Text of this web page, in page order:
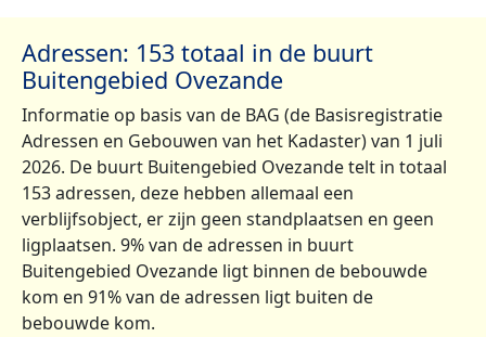
Adressen: 153 totaal in de buurt
Buitengebied Ovezande
Informatie op basis van de BAG (de Basisregistratie
Adressen en Gebouwen van het Kadaster) van 1 juli
2026. De buurt Buitengebied Ovezande telt in totaal
153 adressen, deze hebben allemaal een
verblijfsobject, er zijn geen standplaatsen en geen
ligplaatsen. 9% van de adressen in buurt
Buitengebied Ovezande ligt binnen de bebouwde
kom en 91% van de adressen ligt buiten de
bebouwde kom.